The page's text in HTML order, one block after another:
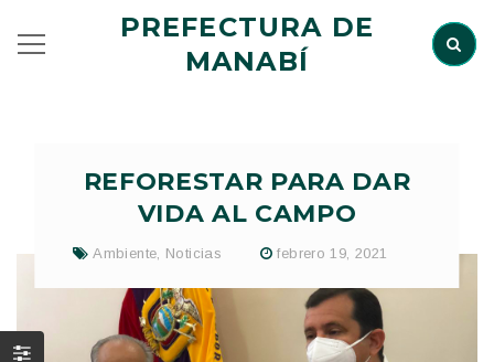
PREFECTURA DE
MANABÍ
REFORESTAR PARA DAR
VIDA AL CAMPO
Ambiente Noticias febrero 19, 2021